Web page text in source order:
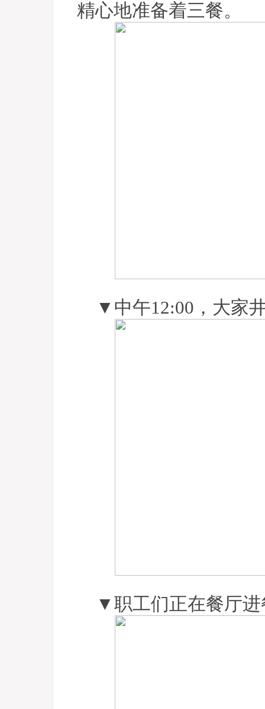
精心地准备着三餐。
▼中午12:00，大家
▼职工们正在餐厅进